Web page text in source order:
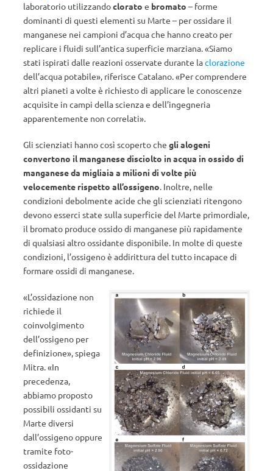
laboratorio utilizzandoclorato e bromato – forme
dominanti di questi elementi su Marte – per ossidare il
manganese nei campioni d’acqua che hanno creato per
replicare i fluidi sull’antica superficie marziana. «Siamo
stati ispirati dalle reazioni osservate durante laclorazione
dell’acqua potabile», riferisce Catalano. «Per comprendere
altri pianeti a volte è richiesto di applicare le conoscenze
acquisite in campi della scienza e dell’ingegneria
apparentemente non correlati».
Gli scienziati hanno così scoperto che gli alogeni
convertono il manganese disciolto in acqua in ossido di
manganeseda migliaia a milioni di volte più
velocemente rispetto all’ossigeno. Inoltre, nelle
condizioni debolmente acide che gli scienziati ritengono
devono esserci state sulla superficie del Marte primordiale,
il bromato produce ossido di manganese più rapidamente
di qualsiasi altro ossidante disponibile. In molte di queste
condizioni, l’ossigeno è addirittura del tutto incapace di
formare ossidi di manganese.
«L’ossidazione non
richiede il
coinvolgimento
dell’ossigeno per
definizione», spiega
Mitra. «In
precedenza,
abbiamo proposto
possibili ossidanti su
Marte diversi
dall’ossigeno oppure
tramite foto-
ossidazione